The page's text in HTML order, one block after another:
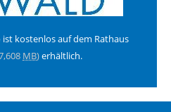
ist kostenlos auf dem Rathaus
MB)erhältlich.